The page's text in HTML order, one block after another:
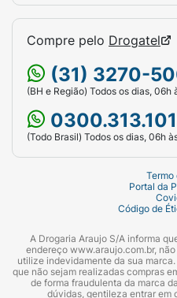
Compre pelo Drogatel
(31) 3270-
(BH e Região) Todos os dias, 06h
(Todo Brasil) Todos os dias, 06h
Termo
Portal da
Código de
A Drogaria Araujo S/A informa
endereço www.araujo.com.br,
utilize indevidamente da sua
que não sejam realizadas compras
de forma fraudulenta da marca
dúvidas, gentileza entrar